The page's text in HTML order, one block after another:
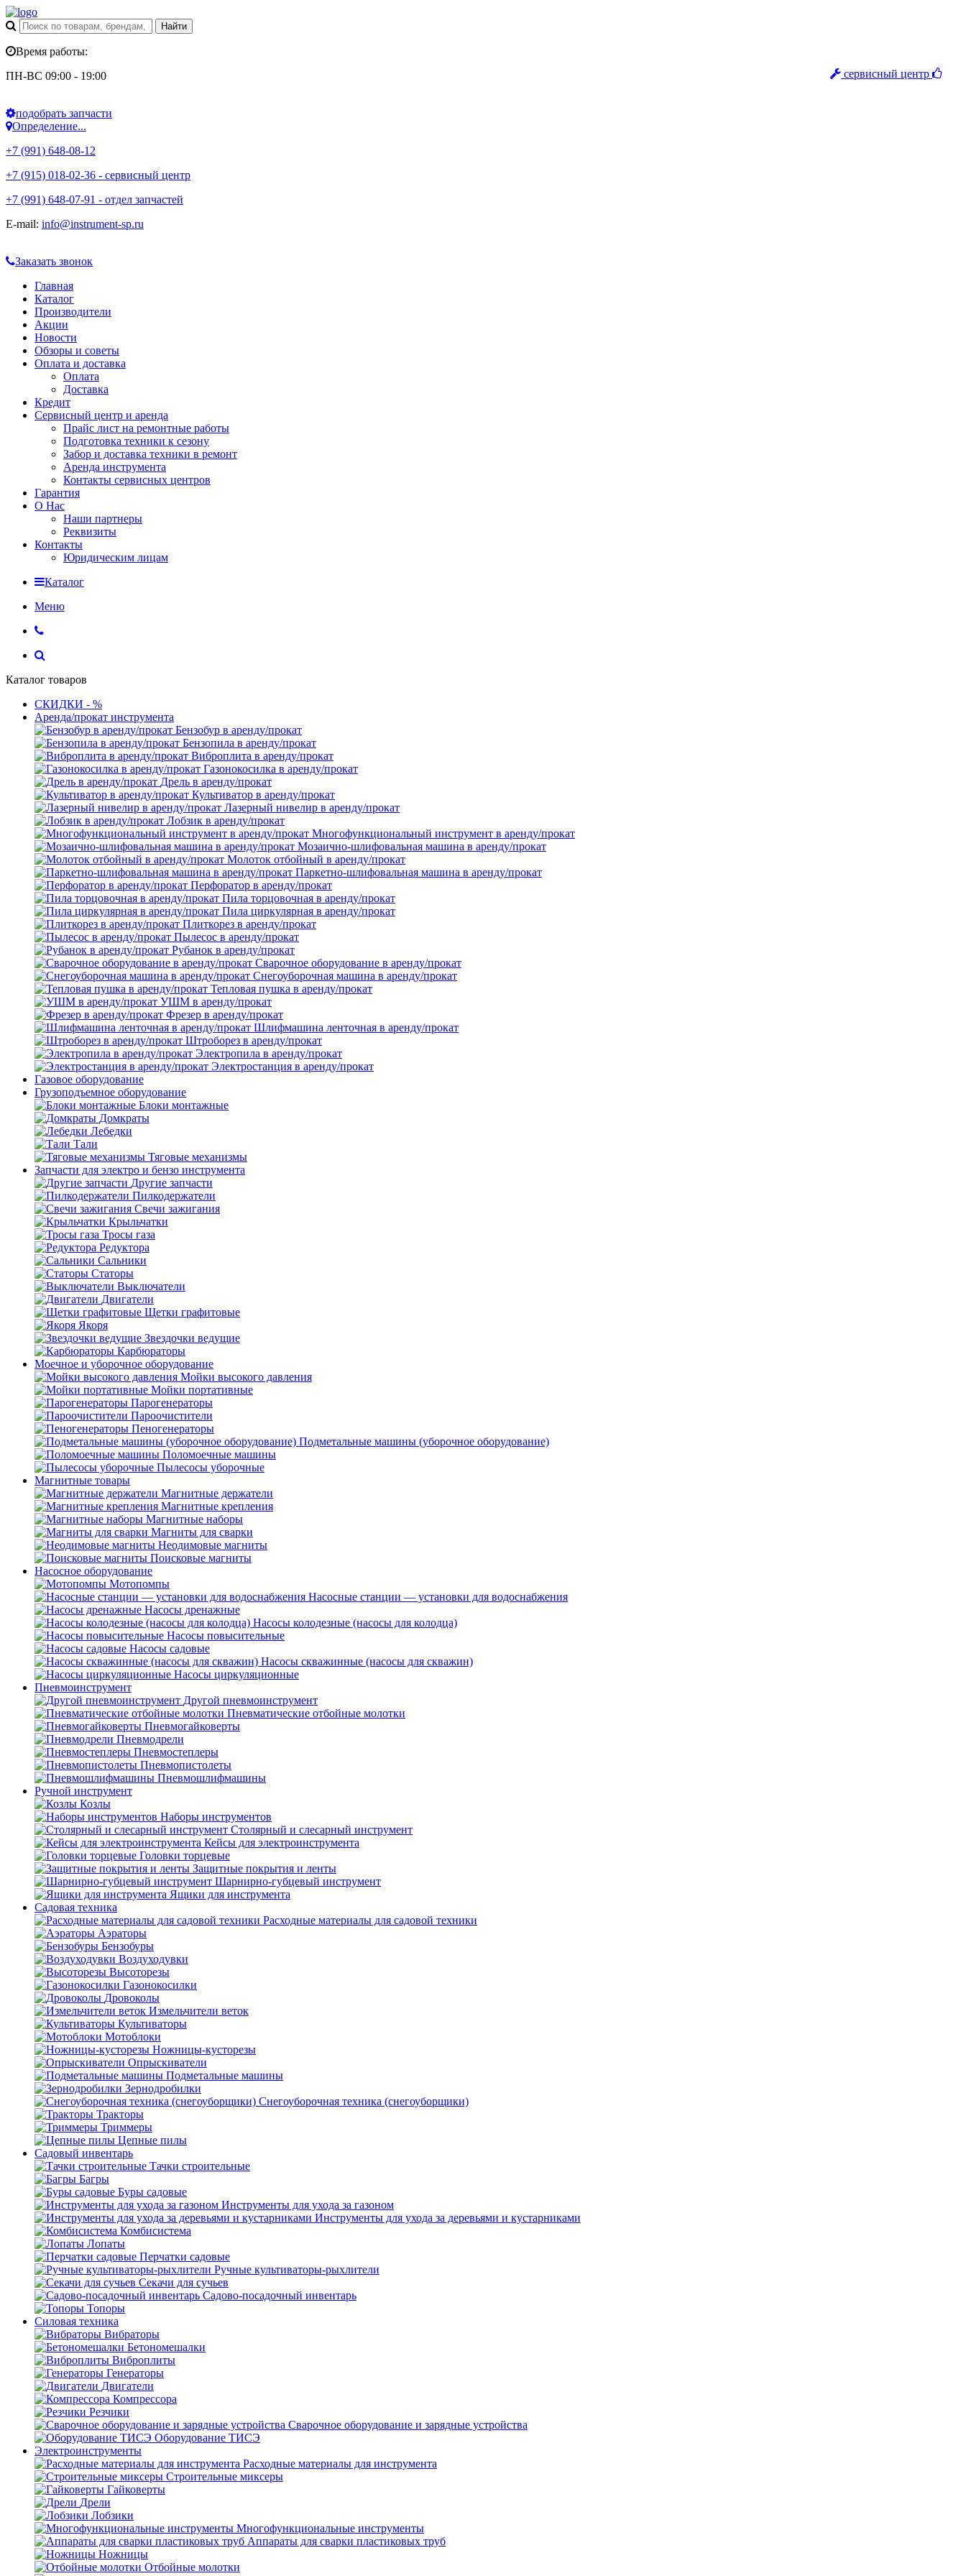
сервисный центр
Время работы:
ПН-ВС 09:00 - 19:00
подобрать запчасти
Определение...
+7 (991) 648-08-12
+7 (915) 018-02-36 - сервисный центр
+7 (991) 648-07-91 - отдел запчастей
E-mail: info@instrument-sp.ru
Заказать звонок
Главная
Каталог
Производители
Акции
Новости
Обзоры и советы
Оплата и доставка
Оплата
Доставка
Кредит
Сервисный центр и аренда
Прайс лист на ремонтные работы
Подготовка техники к сезону
Забор и доставка техники в ремонт
Аренда инструмента
Контакты сервисных центров
Гарантия
О Нас
Наши партнеры
Реквизиты
Контакты
Юридическим лицам
Каталог
Меню
Каталог товаров
СКИДКИ - %
Аренда/прокат инструмента
Бензобур в аренду/прокат
Бензопила в аренду/прокат
Виброплита в аренду/прокат
Газонокосилка в аренду/прокат
Дрель в аренду/прокат
Культиватор в аренду/прокат
Лазерный нивелир в аренду/прокат
Лобзик в аренду/прокат
Многофункциональный инструмент в аренду/прокат
Мозаично-шлифовальная машина в аренду/прокат
Молоток отбойный в аренду/прокат
Паркетно-шлифовальная машина в аренду/прокат
Перфоратор в аренду/прокат
Пила торцовочная в аренду/прокат
Пила циркулярная в аренду/прокат
Плиткорез в аренду/прокат
Пылесос в аренду/прокат
Рубанок в аренду/прокат
Сварочное оборудование в аренду/прокат
Снегоуборочная машина в аренду/прокат
Тепловая пушка в аренду/прокат
УШМ в аренду/прокат
Фрезер в аренду/прокат
Шлифмашина ленточная в аренду/прокат
Штроборез в аренду/прокат
Электропила в аренду/прокат
Электростанция в аренду/прокат
Газовое оборудование
Грузоподъемное оборудование
Блоки монтажные
Домкраты
Лебедки
Тали
Тяговые механизмы
Запчасти для электро и бензо инструмента
Другие запчасти
Пилкодержатели
Свечи зажигания
Крыльчатки
Тросы газа
Редуктора
Сальники
Статоры
Выключатели
Двигатели
Щетки графитовые
Якоря
Звездочки ведущие
Карбюраторы
Моечное и уборочное оборудование
Мойки высокого давления
Мойки портативные
Парогенераторы
Пароочистители
Пеногенераторы
Подметальные машины (уборочное оборудование)
Поломоечные машины
Пылесосы уборочные
Магнитные товары
Магнитные держатели
Магнитные крепления
Магнитные наборы
Магниты для сварки
Неодимовые магниты
Поисковые магниты
Насосное оборудование
Мотопомпы
Насосные станции — установки для водоснабжения
Насосы дренажные
Насосы колодезные (насосы для колодца)
Насосы повысительные
Насосы садовые
Насосы скважинные (насосы для скважин)
Насосы циркуляционные
Пневмоинструмент
Другой пневмоинструмент
Пневматические отбойные молотки
Пневмогайковерты
Пневмодрели
Пневмостеплеры
Пневмопистолеты
Пневмошлифмашины
Ручной инструмент
Козлы
Наборы инструментов
Столярный и слесарный инструмент
Кейсы для электроинструмента
Головки торцевые
Защитные покрытия и ленты
Шарнирно-губцевый инструмент
Ящики для инструмента
Садовая техника
Расходные материалы для садовой техники
Аэраторы
Бензобуры
Воздуходувки
Высоторезы
Газонокосилки
Дровоколы
Измельчители веток
Культиваторы
Мотоблоки
Ножницы-кусторезы
Опрыскиватели
Подметальные машины
Зернодробилки
Снегоуборочная техника (снегоуборщики)
Тракторы
Триммеры
Цепные пилы
Садовый инвентарь
Тачки строительные
Багры
Буры садовые
Инструменты для ухода за газоном
Инструменты для ухода за деревьями и кустарниками
Комбисистема
Лопаты
Перчатки садовые
Ручные культиваторы-рыхлители
Секачи для сучьев
Садово-посадочный инвентарь
Топоры
Силовая техника
Вибраторы
Бетономешалки
Виброплиты
Генераторы
Двигатели
Компрессора
Резчики
Сварочное оборудование и зарядные устройства
Оборудование ТИСЭ
Электроинструменты
Расходные материалы для инструмента
Строительные миксеры
Гайковерты
Дрели
Лобзики
Многофункциональные инструменты
Аппараты для сварки пластиковых труб
Ножницы
Отбойные молотки